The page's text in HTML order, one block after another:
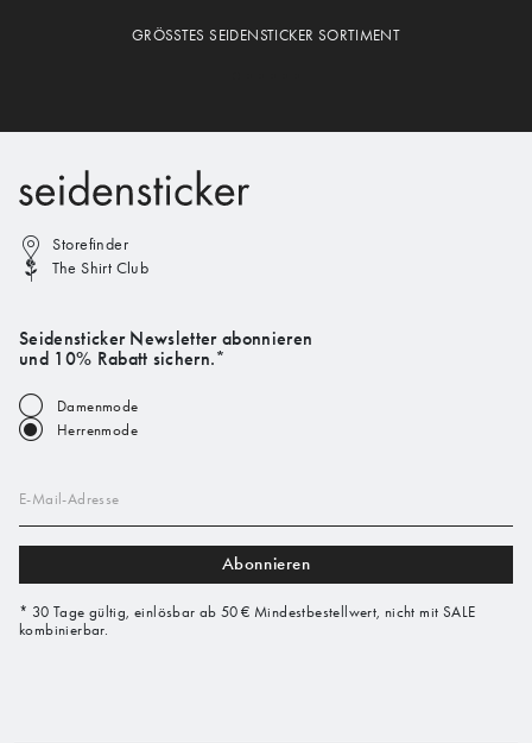
GRÖSSTES SEIDENSTICKER SORTIMENT
Storefinder
The Shirt Club
Seidensticker Newsletter abonnieren
und 10% Rabatt sichern.*
Damenmode
Herrenmode
E-Mail-Adresse
Abonnieren
* 30 Tage gültig, einlösbar ab 50 € Mindestbestellwert, nicht mit SALE
kombinierbar.